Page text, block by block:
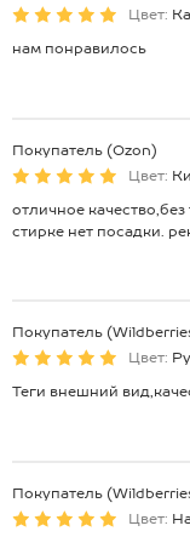
Цвет:
нам понравилось
Покупатель (Ozon)
Цвет:
отличное
стирке нет посадки.
Покупатель
Цвет:
Теги внешний
Покупатель
Цвет: